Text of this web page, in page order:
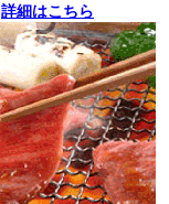
詳細はこちら